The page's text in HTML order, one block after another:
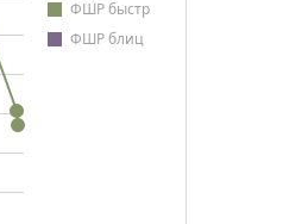
ФШР быстр
ФШР блиц